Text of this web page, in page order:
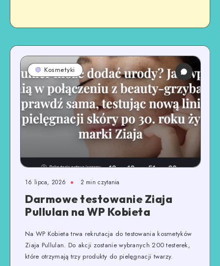
Kosmetyki
16 lipca, 2026 2 min czytania
Darmowe testowanie Ziaja
Pullulan na WP Kobieta
Na WP Kobieta trwa rekrutacja do testowania kosmetyków
Ziaja Pullulan. Do akcji zostanie wybranych 200 testerek,
które otrzymają trzy produkty do pielęgnacji twarzy.